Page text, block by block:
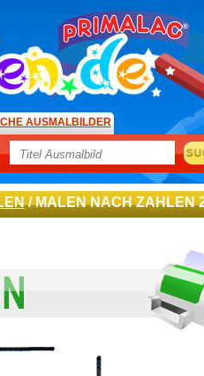
AUSMALBILDER
/ MALEN NACH ZAHLEN